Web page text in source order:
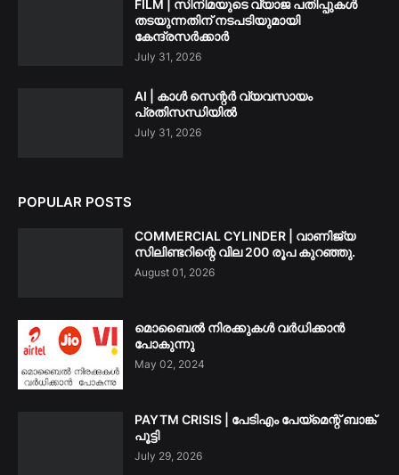
FILM | സിനിമയുടെ വ്യാജ പതിപ്പുകൾ
തടയുന്നതിന് നടപടിയുമായി
കേന്ദ്രസർക്കാർ
July 31, 2026
AI | കാൾ സെന്റർ വ്യവസായം
പ്രതിസന്ധിയിൽ
July 31, 2026
POPULAR POSTS
COMMERCIAL CYLINDER | വാണിജ്യ
സിലിണ്ടറിന്റെ വില 200 രൂപ കുറഞ്ഞു.
August 01, 2026
മൊബൈൽ നിരക്കുകൾ വർധിക്കാൻ
പോകുന്നു
May 02, 2024
PAYTM CRISIS | പേടിഎം പേയ്മെന്റ് ബാങ്ക്
പൂട്ടി
July 29, 2026